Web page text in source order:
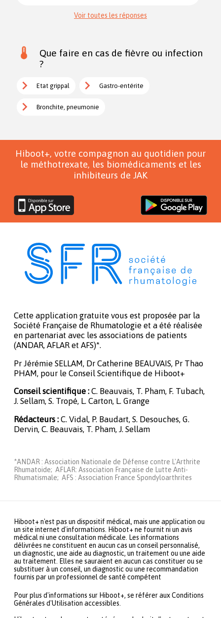
Voir toutes les réponses
Que faire en cas de fièvre ou infection
?
Etat grippal Gastro-entérite
Bronchite, pneumonie
Hiboot+, votre compagnon au quotidien pour
le méthotrexate, les biomédicaments et les
inhibiteurs de JAK
Cette application gratuite vous est proposée par la
Société Française de Rhumatologie et a été réalisée
en partenariat avec les associations de patients
(ANDAR, AFLAR et AFS)*.
Pr Jérémie SELLAM, Dr Catherine BEAUVAIS, Pr Thao
PHAM, pour le Conseil Scientifique de Hiboot+
Conseil scientifique : C. Beauvais, T. Pham, F. Tubach,
J. Sellam, S. Tropé, L. Carton, L. Grange
Rédacteurs : C. Vidal, P. Baudart, S. Desouches, G.
Dervin, C. Beauvais, T. Pham, J. Sellam
*ANDAR : Association Nationale de Défense contre L'Arthrite
Rhumatoide; AFLAR: Association Française de Lutte Anti-
Rhumatismale; AFS : Association France Spondyloarthrites
Hiboot+ n'est pas un dispositif médical, mais une application ou
un site internet d'informations. Hiboot+ ne fournit ni un avis
médical ni une consultation médicale. Les informations
délivrées ne constituent en aucun cas un conseil personnalisé,
un diagnostic, une aide au diagnostic, un traitement ou une aide
au traitement. Elles ne sauraient en aucun cas constituer ou se
substituer à un conseil, un diagnostic ou une recommandation
fournis par un professionnel de santé compétent
Pour plus d'informations sur Hiboot+, se référer aux Conditions
Générales d'Utilisation accessibles.